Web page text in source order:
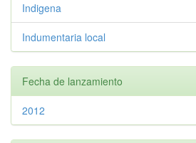
Indigena
Indumentaria local
Fecha de lanzamiento
2012